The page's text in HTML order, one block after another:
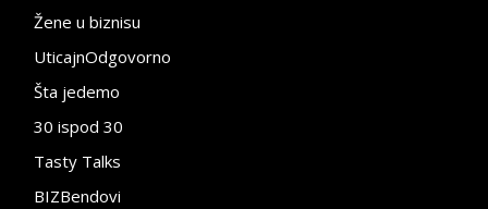
Žene u biznisu
UticajnOdgovorno
Šta jedemo
30 ispod 30
Tasty Talks
BIZBendovi